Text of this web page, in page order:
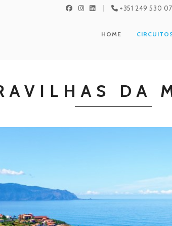
+351 249 530
HOME
DA